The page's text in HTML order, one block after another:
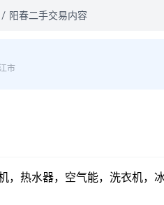
阳春二手交易内容
市
，热水器，空气能，洗衣机，